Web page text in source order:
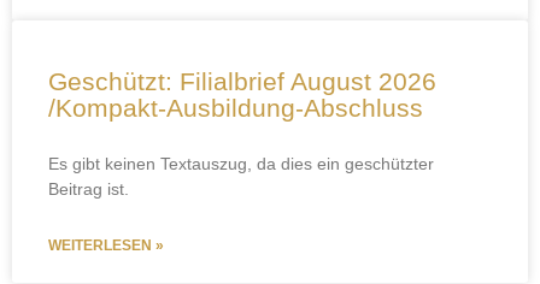
Geschützt: Filialbrief August 2026
/Kompakt-Ausbildung-Abschluss
Es gibt keinen Textauszug, da dies ein geschützter
Beitrag ist.
WEITERLESEN »